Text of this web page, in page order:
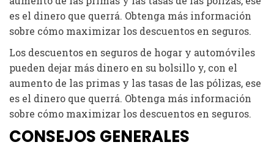
es el dinero que querrá. Obtenga más información
sobre cómo maximizar los descuentos en seguros.
Los descuentos en seguros de hogar y automóviles
pueden dejar más dinero en su bolsillo y, con el
aumento de las primas y las tasas de las pólizas, ese
es el dinero que querrá. Obtenga más información
sobre cómo maximizar los descuentos en seguros.
CONSEJOS GENERALES